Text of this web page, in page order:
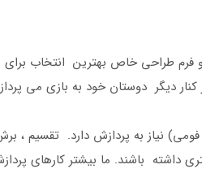
طراحی خاص بهترین انتخاب برای
دوستان خود به بازی می
نیاز به پردازش دارد. تقسیم ،
باشند. ما بیشتر کارهای